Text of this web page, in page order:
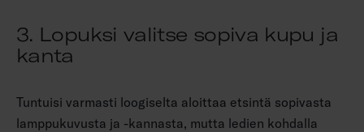
3. Lopuksi valitse sopiva kupu ja
kanta
Tuntuisi varmasti loogiselta aloittaa etsintä sopivasta
lamppukuvusta ja -kannasta, mutta ledien kohdalla